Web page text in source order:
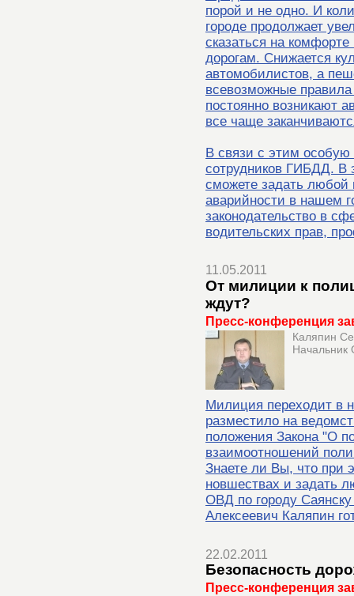
порой и не одно. И
городе продолжает
сказаться на
дорогам. Снижается
автомобилистов, а
всевозможные
постоянно возникают
все чаще
В связи с этим особую
сотрудников ГИБДД. В
сможете задать
аварийности в нашем
законодательство в
водительских прав,
11.05.2011
От милиции к
ждут?
Пресс-конференция
Каляпин
Начальник
Милиция переходит в
разместило на
положения Закона "О
взаимоотношений
Знаете ли Вы, что при
новшествах и задать
ОВД по городу
Алексеевич Каляпин
22.02.2011
Безопасность
Пресс-конференция